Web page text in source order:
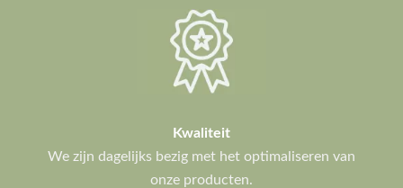
Kwaliteit
We zijn dagelijks bezig met het optimaliseren van
onze producten.